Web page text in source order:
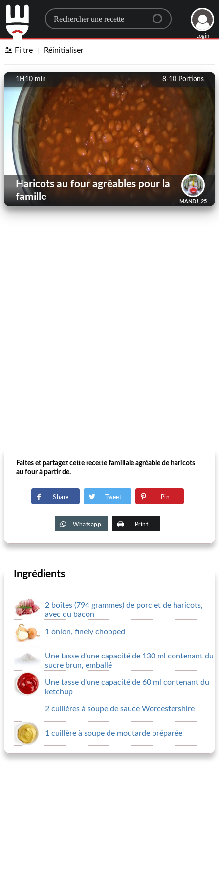
Search for a recipe
Login
Filtre Réinitialiser
8-10 Portions
1H10 min
MANDJ_25
Haricots au four agréables pour la
famille
Faites et partagez cette recette familiale agréable de haricots
au four à partir de.
Share Tweet Pin
Whatsapp Print
Ingrédients
2 boîtes (794 grammes) de porc et de haricots,
avec du bacon
1 onion, finely chopped
Une tasse d'une capacité de 130 ml contenant du
sucre brun, emballé
Une tasse d'une capacité de 60 ml contenant du
ketchup
2 cuillères à soupe de sauce Worcestershire
1 cuillère à soupe de moutarde préparée